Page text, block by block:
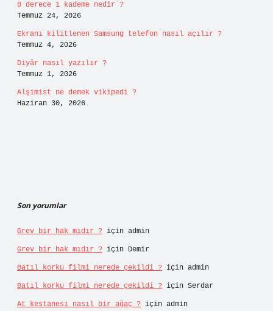
8 derece 1 kademe nedir ?
Temmuz 24, 2026
Ekranı kilitlenen Samsung telefon nasıl açılır ?
Temmuz 4, 2026
Diyâr nasıl yazılır ?
Temmuz 1, 2026
Alşimist ne demek vikipedi ?
Haziran 30, 2026
Son yorumlar
Grev bir hak mıdır ? için admin
Grev bir hak mıdır ? için Demir
Batıl korku filmi nerede çekildi ? için admin
Batıl korku filmi nerede çekildi ? için Serdar
At kestanesi nasıl bir ağaç ? için admin